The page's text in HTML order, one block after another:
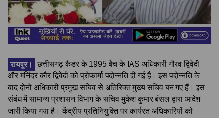
रायपुर।
छत्तीसगढ़ कैडर के 1995 बैच के IAS अधिकारी गौरव द्विवेदी
और मनिंदर कौर द्विवेदी को प्रोफार्मा पदोन्नति दी गई है। इस पदोन्नति के
बाद दोनों अधिकारी प्रमुख सचिव से अतिरिक्त मुख्य सचिव बन गए हैं। इस
संबंध में सामान्य प्रशासन विभाग के सचिव मुकेश कुमार बंसल द्वारा आदेश
जारी किया गया है। केंद्रीय प्रतिनियुक्ति पर कार्यरत अधिकारियों को